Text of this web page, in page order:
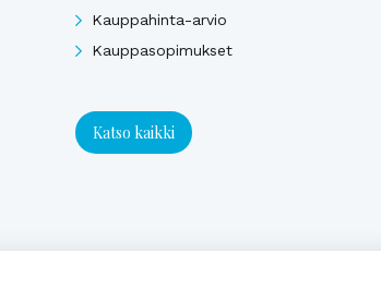
Kauppahinta-arvio
Kauppasopimukset
Katso kaikki